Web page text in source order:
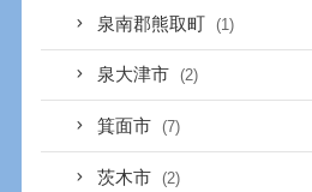
泉南郡熊取町 (1)
泉大津市 (2)
箕面市 (7)
茨木市 (2)